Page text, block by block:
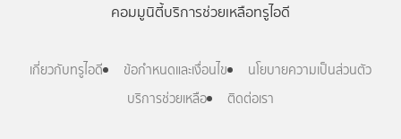
คอมมูนิตี้บริการช่วยเหลือทรูไอดี
เกี่ยวกับทรูไอดี ข้อกำหนดและเงื่อนไข
นโยบายความเป็นส่วนตัว
บริการช่วยเหลือ
ติดต่อเรา